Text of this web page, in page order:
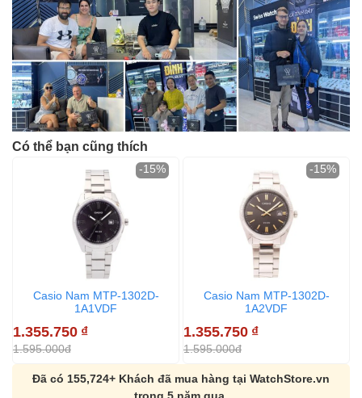
Có thể bạn cũng thích
Casio Nam MTP-1302D-
1A1VDF
1.355.750 ₫
1.595.000đ
-15%
Casio Nam MTP-1302D-
1A2VDF
1.355.750 ₫
1.595.000đ
-15%
Đã có 155,724+ Khách đã mua hàng tại WatchStore.vn